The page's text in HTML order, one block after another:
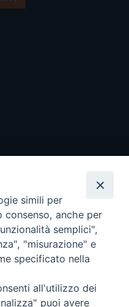
i diritti riservati - Vita
simili per
anche per
semplici",
"misurazione" e
specificato nella
all'utilizzo dei
puoi avere